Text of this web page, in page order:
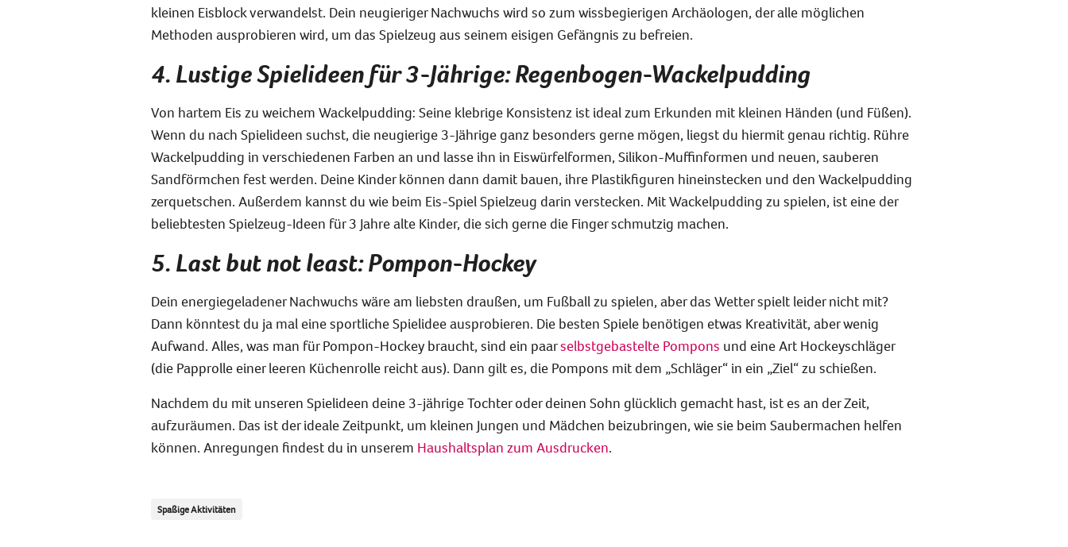
kleinen Eisblock verwandelst. Dein neugieriger Nachwuchs wird so zum wissbegierigen Archäologen, der alle möglichen
Methoden ausprobieren wird, um das Spielzeug aus seinem eisigen Gefängnis zu befreien.
4. Lustige Spielideen für 3-Jährige: Regenbogen-Wackelpudding
Von hartem Eis zu weichem Wackelpudding: Seine klebrige Konsistenz ist ideal zum Erkunden mit kleinen Händen (und Füßen).
Wenn du nach Spielideen suchst, die neugierige 3-Jährige ganz besonders gerne mögen, liegst du hiermit genau richtig. Rühre
Wackelpudding in verschiedenen Farben an und lasse ihn in Eiswürfelformen, Silikon-Muffinformen und neuen, sauberen
Sandförmchen fest werden. Deine Kinder können dann damit bauen, ihre Plastikfiguren hineinstecken und den Wackelpudding
zerquetschen. Außerdem kannst du wie beim Eis-Spiel Spielzeug darin verstecken. Mit Wackelpudding zu spielen, ist eine der
beliebtesten Spielzeug-Ideen für 3 Jahre alte Kinder, die sich gerne die Finger schmutzig machen.
5. Last but not least: Pompon-Hockey
Dein energiegeladener Nachwuchs wäre am liebsten draußen, um Fußball zu spielen, aber das Wetter spielt leider nicht mit?
Dann könntest du ja mal eine sportliche Spielidee ausprobieren. Die besten Spiele benötigen etwas Kreativität, aber wenig
Aufwand. Alles, was man für Pompon-Hockey braucht, sind ein paarselbstgebastelte Pompons und eine Art Hockeyschläger
(die Papprolle einer leeren Küchenrolle reicht aus). Dann gilt es, die Pompons mit dem „Schläger“ in ein „Ziel“ zu schießen.
Nachdem du mit unseren Spielideen deine 3-jährige Tochter oder deinen Sohn glücklich gemacht hast, ist es an der Zeit,
aufzuräumen. Das ist der ideale Zeitpunkt, um kleinen Jungen und Mädchen beizubringen, wie sie beim Saubermachen helfen
können. Anregungen findest du in unserem Haushaltsplan zum Ausdrucken.
Spaßige Aktivitäten